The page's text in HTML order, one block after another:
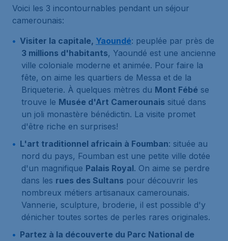
Voici les 3 incontournables pendant un séjour
camerounais:
Visiter la capitale, Yaoundé: peuplée par près de
3 millions d'habitants, Yaoundé est une ancienne
ville coloniale moderne et animée. Pour faire la
fête, on aime les quartiers de Messa et de la
Briqueterie. À quelques mètres du Mont Fébé se
trouve le Musée d'Art Camerounais situé dans
un joli monastère bénédictin. La visite promet
d'être riche en surprises!
L'art traditionnel africain à Foumban: située au
nord du pays, Foumban est une petite ville dotée
d'un magnifique Palais Royal. On aime se perdre
dans les rues des Sultans pour découvrir les
nombreux métiers artisanaux camerounais.
Vannerie, sculpture, broderie, il est possible d'y
dénicher toutes sortes de perles rares originales.
Partez à la découverte du Parc National de